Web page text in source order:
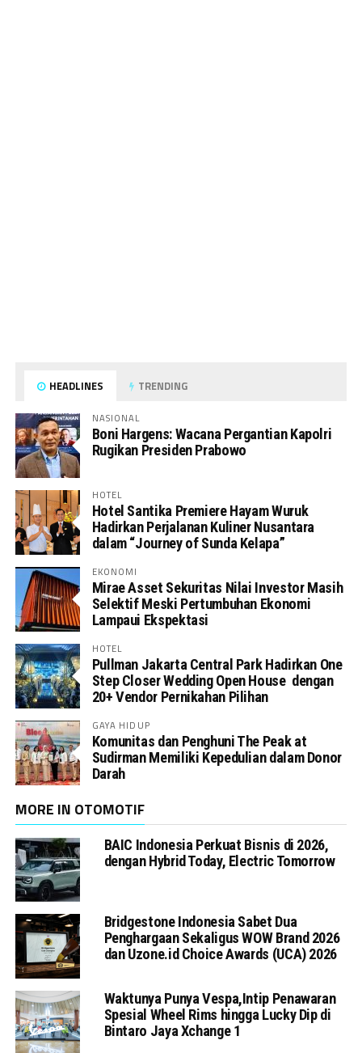
HEADLINES TRENDING
NASIONAL
Boni Hargens: Wacana Pergantian Kapolri
Rugikan Presiden Prabowo
HOTEL
Hotel Santika Premiere Hayam Wuruk
Hadirkan Perjalanan Kuliner Nusantara
dalam “Journey of Sunda Kelapa”
EKONOMI
Mirae Asset Sekuritas Nilai Investor Masih
Selektif Meski Pertumbuhan Ekonomi
Lampaui Ekspektasi
HOTEL
Pullman Jakarta Central Park Hadirkan One
Step Closer Wedding Open House dengan
20+ Vendor Pernikahan Pilihan
GAYA HIDUP
Komunitas dan Penghuni The Peak at
Sudirman Memiliki Kepedulian dalam Donor
Darah
MORE IN OTOMOTIF
BAIC Indonesia Perkuat Bisnis di 2026,
dengan Hybrid Today, Electric Tomorrow
Bridgestone Indonesia Sabet Dua
Penghargaan Sekaligus WOW Brand 2026
dan Uzone.id Choice Awards (UCA) 2026
Waktunya Punya Vespa,Intip Penawaran
Spesial Wheel Rims hingga Lucky Dip di
Bintaro Jaya Xchange 1